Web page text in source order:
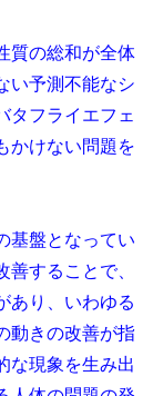
質の総和が全体
い予測不能なシ
タフライエフェ
かけない問題を
基盤となってい
することで、
あり、いわゆる
動きの改善が指
な現象を生み出